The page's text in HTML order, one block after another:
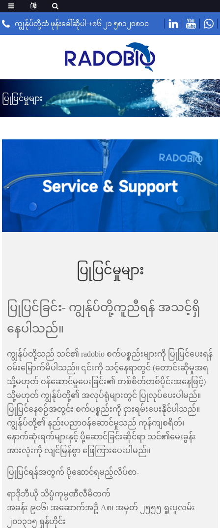
ကျွန်ုပ်တို့ထံ ဖုန်းခေါ်ဆိုပါ-+၈၆ ၂၁ ၅၈၁၂၀၈၁၀
ပြုပြင်မှုများ
.
ပြုပြင်မှုများ
ပြုပြင်ခြင်း- ကျွန်ုပ်တို့ကူညီရန် အသင့်ရှိ
နေပါသည်။
ကျွန်ုပ်တို့သည် သင်၏ radobio စက်ပစ္စည်းများကို ပြုပြင်ပေးရန်
ဝမ်းမြောက်မိပါသည်။ ၎င်းကို သင့်နေရာတွင် (တောင်းဆိုမှုအရ
သို့မဟုတ် ဝန်ဆောင်မှုပေးခြင်း၏ တစ်စိတ်တစ်ပိုင်းအနေဖြင့်)
သို့မဟုတ် ကျွန်ုပ်တို့၏ အလုပ်ရုံများတွင် ပြုလုပ်ပေးပါမည်။
ပြုပြင်နေစဉ်အတွင်း စက်ပစ္စည်းကို ငှားရမ်းပေးနိုင်ပါသည်။
ကျွန်ုပ်တို့၏ နည်းပညာဝန်ဆောင်မှုသည် ကုန်ကျစရိတ်၊
နောက်ဆုံးရက်များနှင့် ပို့ဆောင်ခြင်းဆိုင်ရာ သင်၏မေးခွန်း
အားလုံးကို လျင်မြန်စွာ ဖြေကြားပေးပါမည်။
ပြုပြင်ရန်အတွက် ပို့ဆောင်ရမည့်လိပ်စာ-
ရာဒိုဘီယို သိပ္ပံကုမ္ပဏီလီမိတက်
အခန်း ၉၀၆၊ အဆောက်အဦ A၈၊ အမှတ် ၂၅၅၅ ရှူးပူလမ်း
၂၀၁၃၁၅ ရှန်ဟိုင်း